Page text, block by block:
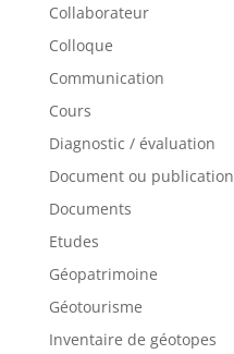
Collaborateur
Colloque
Communication
Cours
Diagnostic / évaluation
Document ou publication
Documents
Etudes
Géopatrimoine
Géotourisme
Inventaire de géotopes